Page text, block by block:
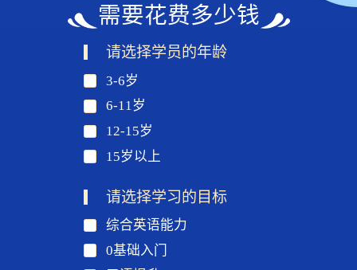
需要花费多少钱
请选择学员的年龄
3-6岁
6-11岁
12-15岁
15岁以上
请选择学习的目标
综合英语能力
0基础入门